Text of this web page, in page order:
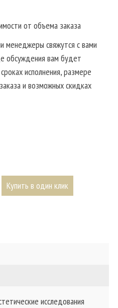
от объема заказа
менеджеры свяжутся с вами
обсуждения вам будет
исполнения, размере
и возможных скидках
Купить в один клик
исследования